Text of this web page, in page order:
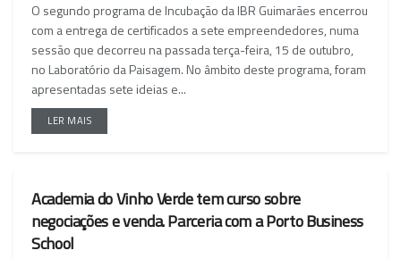
O segundo programa de Incubação da IBR Guimarães encerrou
com a entrega de certificados a sete empreendedores, numa
sessão que decorreu na passada terça-feira, 15 de outubro,
no Laboratório da Paisagem. No âmbito deste programa, foram
apresentadas sete ideias e...
LER MAIS
NACIONAL
Academia do Vinho Verde tem curso sobre
negociações e venda. Parceria com a Porto Business
School